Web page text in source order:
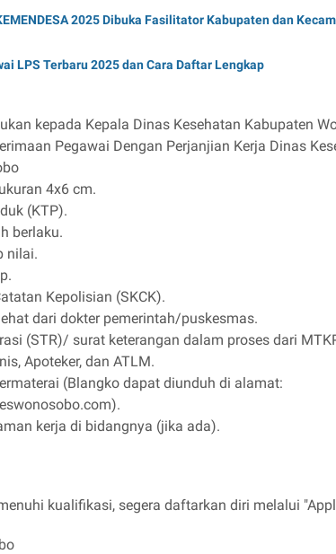
2025 Dibuka Fasilitator Kabupaten dan
LPS Terbaru 2025 dan Cara Daftar Lengkap
kepada Kepala Dinas Kesehatan Kabupaten
Pegawai Dengan Perjanjian Kerja Dinas
4x6 cm.
(KTP).
berlaku.
nilai.
Kepolisian (SKCK).
dari dokter pemerintah/puskesmas.
(STR)/ surat keterangan dalam proses dari
Apoteker, dan ATLM.
(Blangko dapat diunduh di alamat:
kerja di bidangnya (jika ada).
kualifikasi, segera daftarkan diri melalui